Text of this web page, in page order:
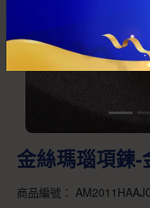
金絲瑪瑙項鍊-
商品編號：